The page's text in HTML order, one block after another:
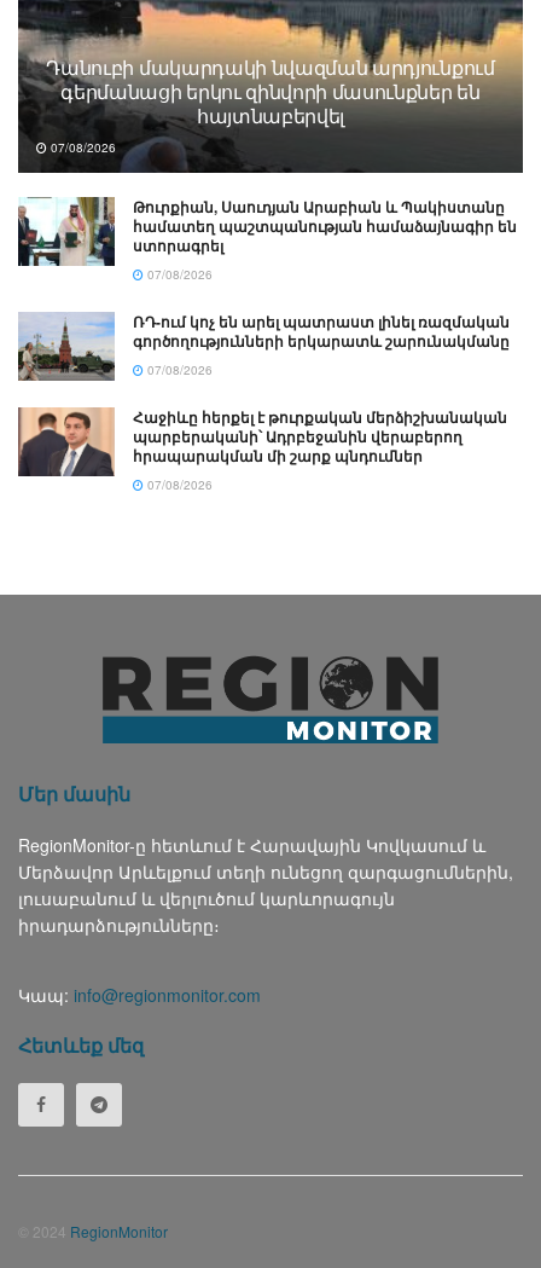
Դանուբի մակարդակի նվազման արդյունքում
գերմանացի երկու զինվորի մասունքներ են
հայտնաբերվել
07/08/2026
Թուրքիան, Սաուդյան Արաբիան և Պակիստանը
համատեղ պաշտպանության համաձայնագիր են
ստորագրել
07/08/2026
ՌԴ-ում կոչ են արել պատրաստ լինել ռազմական
գործողությունների երկարատև շարունակմանը
07/08/2026
Հաջիևը հերքել է թուրքական մերձիշխանական
պարբերականի՝ Ադրբեջանին վերաբերող
հրապարակման մի շարք պնդումներ
07/08/2026
Մեր մասին
RegionMonitor-ը հետևում է Հարավային Կովկասում և
Մերձավոր Արևելքում տեղի ունեցող զարգացումներին,
լուսաբանում և վերլուծում կարևորագույն
իրադարձությունները։
Կապ: info@regionmonitor.com
Հետևեք մեզ
© 2024 RegionMonitor